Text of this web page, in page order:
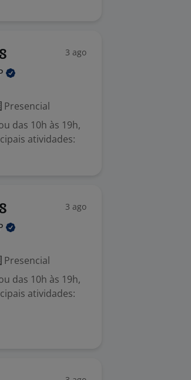
3 ago
Presencial
das 10h às 19h,
atividades:
3 ago
Presencial
das 10h às 19h,
atividades: